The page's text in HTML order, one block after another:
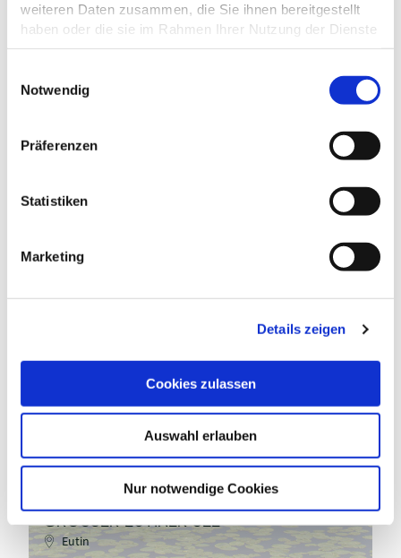
weiteren Daten zusammen, die Sie ihnen bereitgestellt
haben oder die sie im Rahmen Ihrer Nutzung der Dienste
gesammelt haben.
Datenschutz
Notwendig
Präferenzen
Statistiken
Marketing
Details zeigen
Cookies zulassen
Auswahl erlauben
Nur notwendige Cookies
ZAHLUNGSMÖGLICHKEITEN
DAS KÖNNTE DICH AUCH
GROSSER EUTINER SEE
Eutin
Renate Jebe / TI Eutin